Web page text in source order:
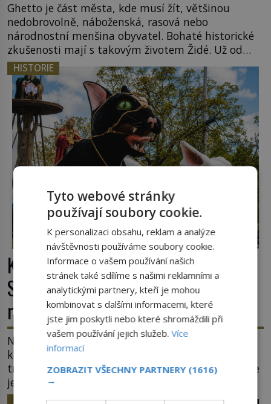
Ghetto je část města, kde musí žít, většinou
nedobrovolně, náboženská, rasová nebo
národnostní menšina obyvatel. Bohaté historické
zkušenosti mají s takovým životem Židé. Už od
středověku jsou totiž v každou chvíli nuceni v
nějakém žít. Mezi ty nejslavnější patří i římské
ghetto založené v roce 1555. Pokud jde o vztah
k Židům, nemá se Řím čím chlubit. […]
HISTORIE
Kočky padající z věže v Ypres:
Středověký zvyk, který dodnes budí
rozpaky
Na hlavním náměstí belgického města Ypres se
každé tři roky shromáždí tisíce lidí. Z věže slavné
tržnice létají do davu kočky, diváci jásají a snaží se
je chytit. Naštěstí už nejde o živá zvířata, ale
jenom o plyšové suvenýry. Kdysi to ale bylo jinak.
HISTORIE
Tyto webové stránky
používají soubory cookie.
K personalizaci obsahu, reklam a analýze
návštěvnosti používáme soubory cookie.
Informace o vašem používání našich
stránek také sdílíme s našimi reklamními a
analytickými partnery, kteří je mohou
kombinovat s dalšími informacemi, které
jste jim poskytli nebo které shromáždili při
vašem používání jejich služeb.Více
informací
ZOBRAZIT VŠECHNY PARTNERY (1616)
→